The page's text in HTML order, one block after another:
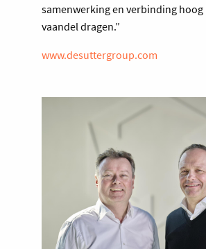
samenwerking en verbinding hoog
vaandel dragen.”
www.desuttergroup.com